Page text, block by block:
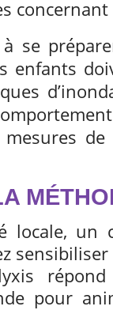
concernant
se
enfants
locale, un
pour